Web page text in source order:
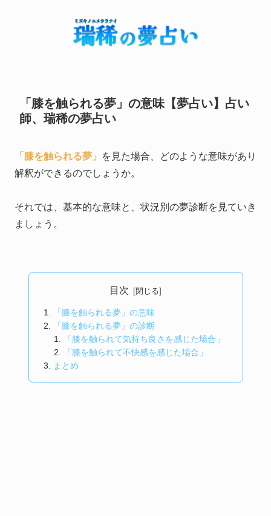
「膝を触られる夢」の意味【夢占い】占い
師、瑞稀の夢占い
「膝を触られる夢」
を見た場合、どのような意味があり
解釈ができるのでしょうか。
それでは、基本的な意味と、状況別の夢診断を見ていき
ましょう。
目次
「膝を触られる夢」の意味
「膝を触られる夢」の診断
「膝を触られて気持ち良さを感じた場合」
「膝を触られて不快感を感じた場合」
まとめ